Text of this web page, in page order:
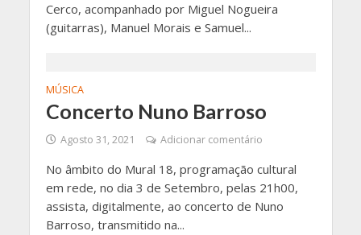
Cerco, acompanhado por Miguel Nogueira
(guitarras), Manuel Morais e Samuel...
MÚSICA
Concerto Nuno Barroso
Agosto 31, 2021 Adicionar comentário
No âmbito do Mural 18, programação cultural
em rede, no dia 3 de Setembro, pelas 21h00,
assista, digitalmente, ao concerto de Nuno
Barroso, transmitido na...